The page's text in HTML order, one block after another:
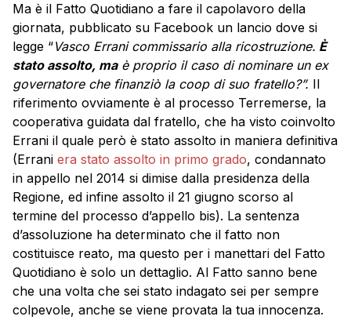
Ma è il Fatto Quotidiano a fare il capolavoro della
giornata, pubblicato su Facebook un lancio dove si
legge “Vasco Errani commissario alla ricostruzione. È
stato assolto, maè proprio il caso di nominare un ex
governatore che finanziò la coop di suo fratello?”. Il
riferimento ovviamente è al processo Terremerse, la
cooperativa guidata dal fratello, che ha visto coinvolto
Errani il quale però è stato assolto in maniera definitiva
(Errani era stato assolto in primo grado, condannato
in appello nel 2014 si dimise dalla presidenza della
Regione, ed infine assolto il 21 giugno scorso al
termine del processo d’appello bis). La sentenza
d’assoluzione ha determinato che il fatto non
costituisce reato, ma questo per i manettari del Fatto
Quotidiano è solo un dettaglio. Al Fatto sanno bene
che una volta che sei stato indagato sei per sempre
colpevole, anche se viene provata la tua innocenza.